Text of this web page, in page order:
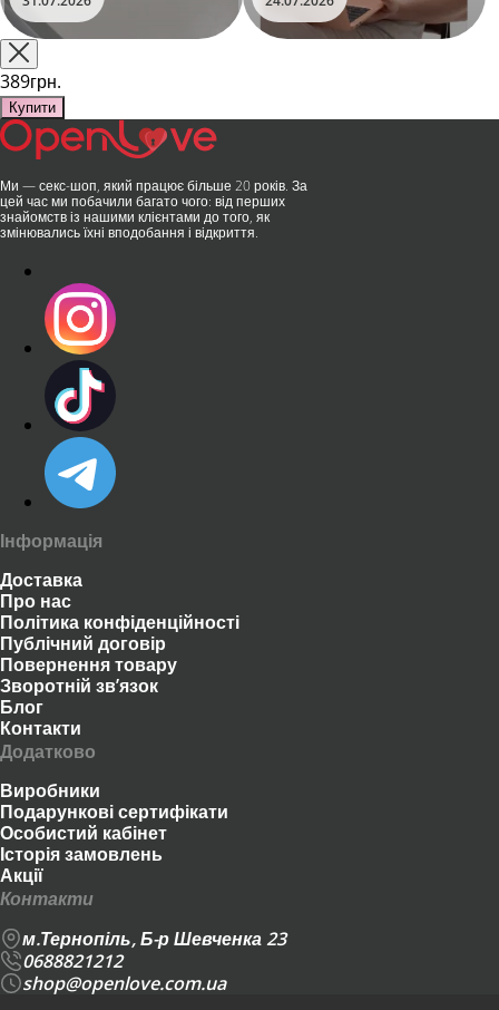
на міжнародній виставці API
Shanghai-2026!​LOVISS - це
поєднання унікальної естетики
та бездога..
стильний дизайн перетворили
їх на гаджет, який багато хто
використовує, тестує у
389грн.
Купити
Ми — секс-шоп, який працює більше 20 років. За
цей час ми побачили багато чого: від перших
знайомств із нашими клієнтами до того, як
змінювались їхні вподобання і відкриття.
Інформація
Доставка
Про нас
Політика конфіденційності
Публічний договір
Повернення товару
Зворотній зв’язок
Блог
Контакти
Додатково
Виробники
Подарункові сертифікати
Особистий кабінет
Історія замовлень
Акції
Контакти
м.Тернопіль, Б-р Шевченка 23
0688821212
shop@openlove.com.ua